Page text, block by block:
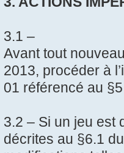
3.1 –
Avant tout
2013, procéder à
01 référencé au
3.2 – Si un jeu est
décrites au §6.1